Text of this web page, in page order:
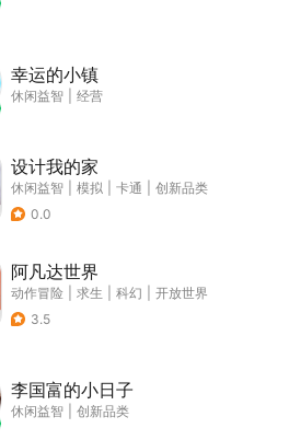
幸运的小镇
休闲益智 经营
设计我的家
休闲益智 模拟 卡通
创新品类
0.0
阿凡达世界
动作冒险 求生 科幻
开放世界
3.5
李国富的小日子
休闲益智 创新品类